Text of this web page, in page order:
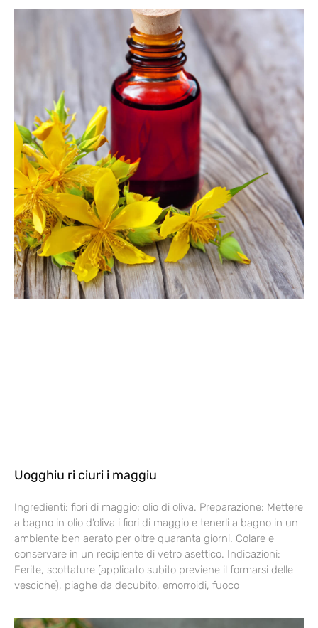
Uogghiu ri ciuri i maggiu
Ingredienti: fiori di maggio; olio di oliva. Preparazione: Mettere
a bagno in olio d’oliva i fiori di maggio e tenerli a bagno in un
ambiente ben aerato per oltre quaranta giorni. Colare e
conservare in un recipiente di vetro asettico. Indicazioni:
Ferite, scottature (applicato subito previene il formarsi delle
vesciche), piaghe da decubito, emorroidi, fuoco